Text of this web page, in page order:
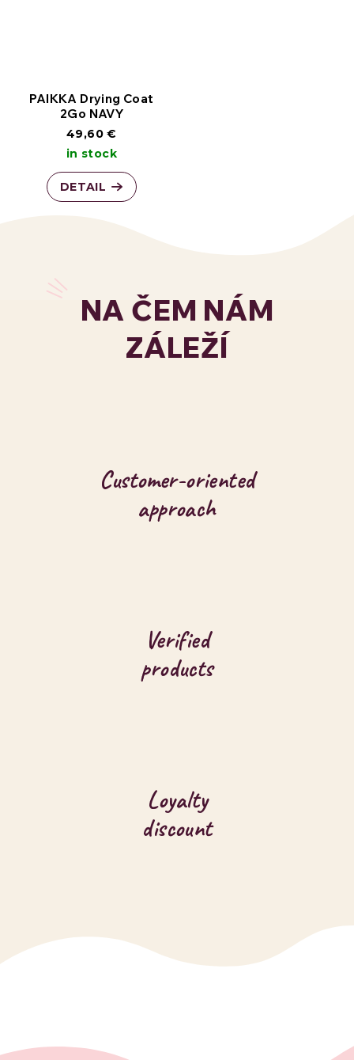
NA ČEM NÁM
ZÁLEŽÍ
Customer-oriented
approach
Verified
products
Loyalty
discount
PAIKKA Drying Coat
2Go NAVY
49,60 €
in stock
DETAIL